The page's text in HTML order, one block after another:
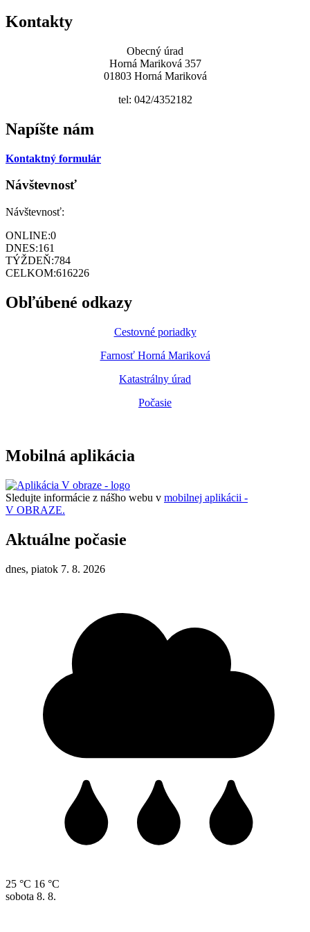
Kontakty
Obecný úrad
Horná Mariková 357
01803 Horná Mariková
tel: 042/4352182
Napíšte nám
Kontaktný formulár
Návštevnosť
Návštevnosť:
ONLINE:0
DNES:161
TÝŽDEŇ:784
CELKOM:616226
Obľúbené odkazy
Cestovné poriadky
Farnosť Horná Mariková
Katastrálny úrad
Počasie
Mobilná aplikácia
Sledujte informácie z nášho webu v mobilnej aplikácii -
V OBRAZE.
Aktuálne počasie
dnes, piatok 7. 8. 2026
25 °C 16 °C
sobota 8. 8.